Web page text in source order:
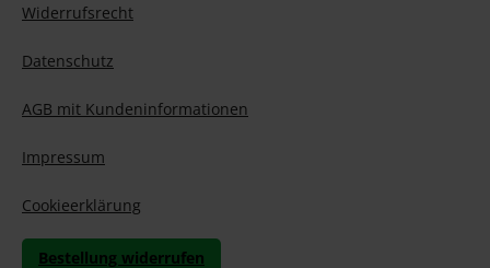
Widerrufsrecht
Datenschutz
AGB mit Kundeninformationen
Impressum
Cookieerklärung
Bestellung widerrufen